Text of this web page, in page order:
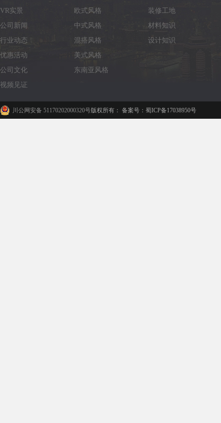
VR实景
公司新闻
行业动态
优惠活动
公司文化
视频见证
欧式风格
中式风格
混搭风格
美式风格
东南亚风格
装修工地
材料知识
设计知识
川公网安备 51170202000320号版权所有： 备案号：蜀ICP备17038950号